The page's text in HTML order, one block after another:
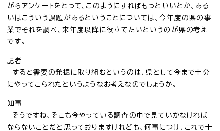
がらアンケートをとって、このようにすればもっといいとか、ある
いはこういう課題があるということについては、今年度の県の事
業でそれを調べ、来年度以降に役立てたいというのが県の考え
です。
記者
すると需要の発掘に取り組むというのは、県として今まで十分
にやってこられたというようなお考えなのでしょうか。
知事
そうですね、そこも今やっている調査の中で見ていかなければ
ならないことだと思っておりますけれども、何事につけ、これで十